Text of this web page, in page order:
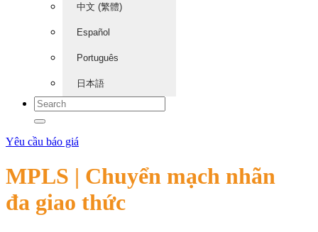
中文 (繁體)
Español
Português
日本語
Yêu cầu báo giá
MPLS | Chuyển mạch nhãn
đa giao thức